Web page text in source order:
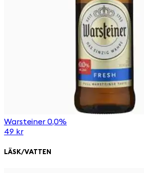
Warsteiner 0,0%
49 kr
LÄSK/VATTEN